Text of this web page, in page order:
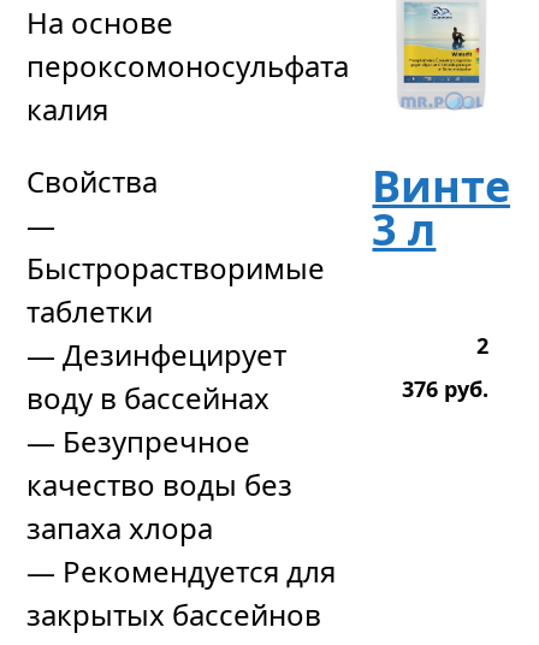
На основе
пероксомоносульфата
калия
Свойства
—
Быстрорастворимые
таблетки
— Дезинфецирует
воду в бассейнах
— Безупречное
качество воды без
запаха хлора
— Рекомендуется для
закрытых бассейнов
3 л
2
376 руб.